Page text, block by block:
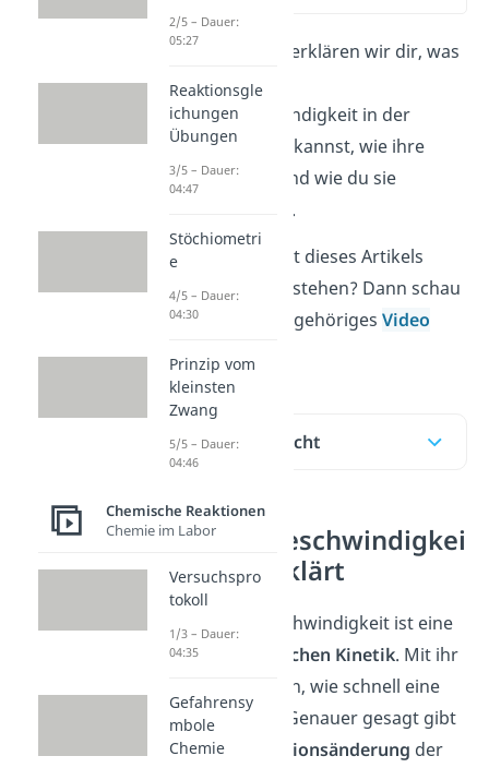
In diesem Beitrag erklären wir dir, was
du dir unter der
Reaktionsgeschwindigkeit in der
Chemie vorstellen kannst, wie ihre
Formel aussieht und wie du sie
berechnen kannst.
Du willst den Inhalt dieses Artikels
noch schneller verstehen? Dann schau
dir gerne unser zugehörigesVideo
zum Thema an!
Inhaltsübersicht
Reaktionsgeschwindigkei
t einfach erklärt
Die Reaktionsgeschwindigkeit ist eine
Größe der
chemischen Kinetik. Mit ihr
kannst du angeben, wie schnell eine
Reaktion abläuft. Genauer gesagt gibt
sie dieKonzentrationsänderung der
2/5 – Dauer:
05:27
Reaktionsgle
ichungen
Übungen
3/5 – Dauer:
04:47
Stöchiometri
e
4/5 – Dauer:
04:30
Prinzip vom
kleinsten
Zwang
5/5 – Dauer:
04:46
Chemische Reaktionen
Chemie im Labor
Versuchspro
tokoll
1/3 – Dauer:
04:35
Gefahrensy
mbole
Chemie